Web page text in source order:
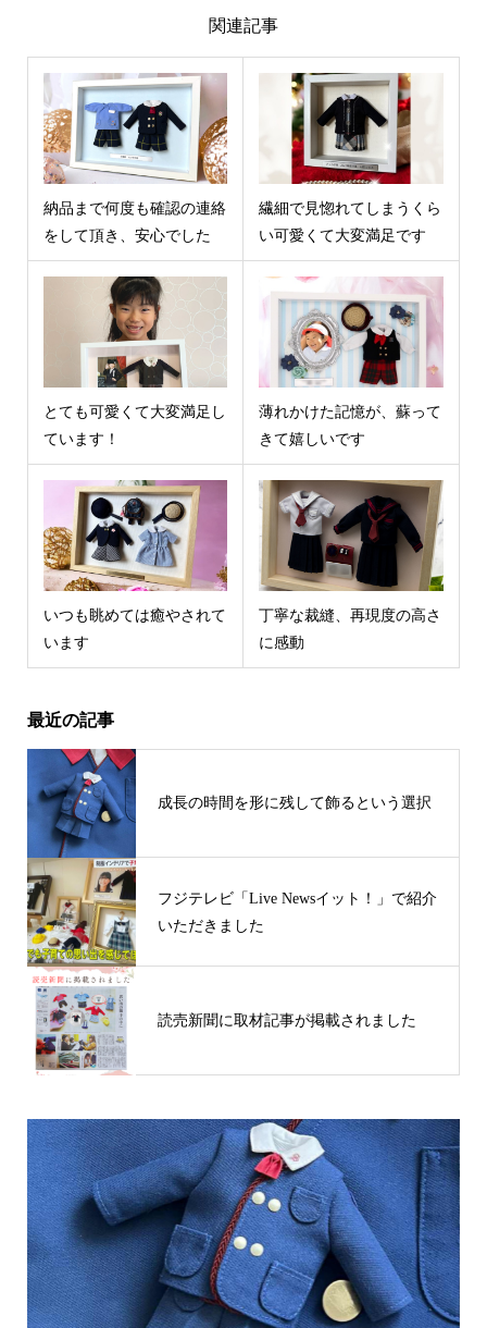
関連記事
納品まで何度も確認の連絡
をして頂き、安心でした
繊細で見惚れてしまうくら
い可愛くて大変満足です
とても可愛くて大変満足し
ています！
薄れかけた記憶が、蘇って
きて嬉しいです
いつも眺めては癒やされて
います
丁寧な裁縫、再現度の高さ
に感動
最近の記事
成長の時間を形に残して飾るという選択
フジテレビ「Live Newsイット！」で紹介
いただきました
読売新聞に取材記事が掲載されました